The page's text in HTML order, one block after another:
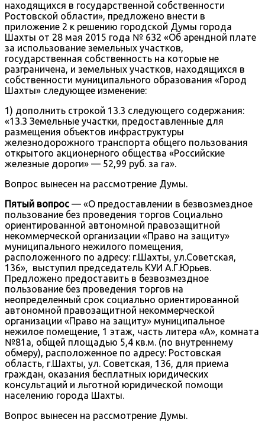
находящихся в государственной собственности
Ростовской области», предложено внести в
приложение 2 к решению городской Думы города
Шахты от 28 мая 2015 года № 632 «Об арендной плате
за использование земельных участков,
государственная собственность на которые не
разграничена, и земельных участков, находящихся в
собственности муниципального образования «Город
Шахты» следующее изменение:
1) дополнить строкой 13.3 следующего содержания:
«13.3 Земельные участки, предоставленные для
размещения объектов инфраструктуры
железнодорожного транспорта общего пользования
открытого акционерного общества «Российские
железные дороги» — 52,99 руб. за га».
Вопрос вынесен на рассмотрение Думы.
Пятый вопрос — «О предоставлении в безвозмездное
пользование без проведения торгов Социально
ориентированной автономной правозащитной
некоммерческой организации «Право на защиту»
муниципального нежилого помещения,
расположенного по адресу: г.Шахты, ул.Советская,
136», выступил председатель КУИ А.Г.Юрьев.
Предложено предоставить в безвозмездное
пользование без проведения торгов на
неопределенный срок социально ориентированной
автономной правозащитной некоммерческой
организации «Право на защиту» муниципальное
нежилое помещение, 1 этаж, часть литера «А», комната
№81а, общей площадью 5,4 кв.м. (по внутреннему
обмеру), расположенное по адресу: Ростовская
область, г.Шахты, ул. Советская, 136, для приема
граждан, оказания бесплатных юридических
консультаций и льготной юридической помощи
населению города Шахты.
Вопрос вынесен на рассмотрение Думы.